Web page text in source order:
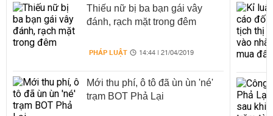
Thiếu nữ bị ba bạn gái vây
đánh, rạch mặt trong đêm
PHÁP LUẬT 14:44 | 21/04/2019
Mới thu phí, ô tô đã ùn ùn 'né'
trạm BOT Phả Lại